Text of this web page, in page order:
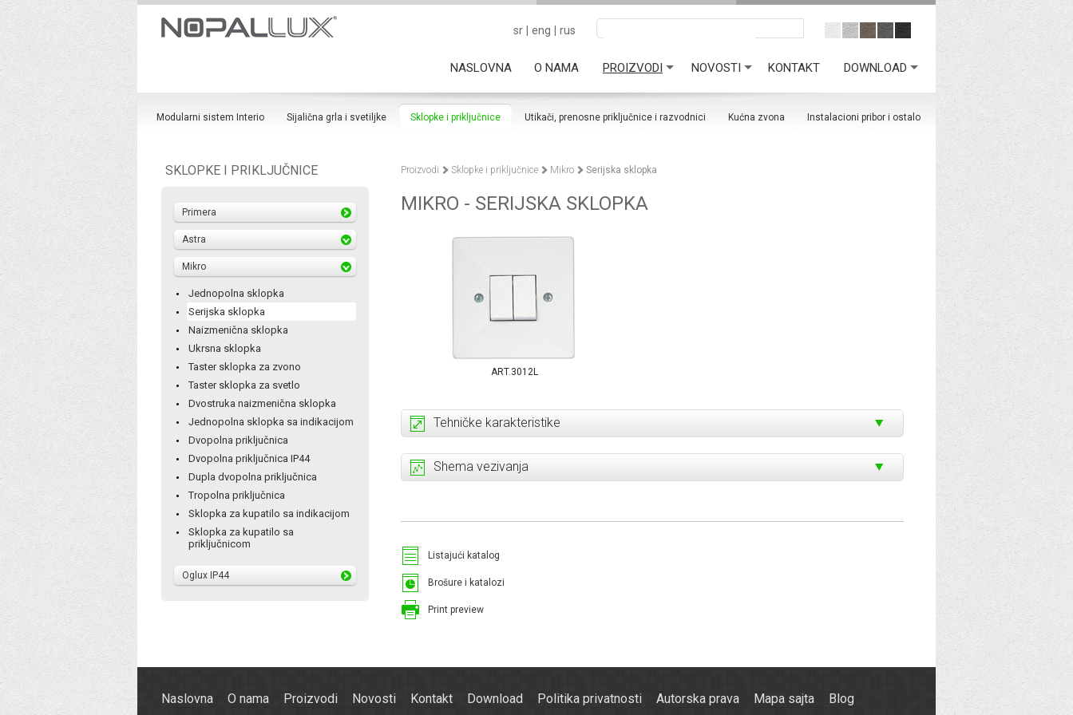
rus
eng
sr
NASLOVNA O NAMA PROIZVODI NOVOSTI KONTAKT DOWNLOAD
Modularni sistem Interio Sijalična grla i svetiljke Sklopke i priključnice Utikači, prenosne priključnice i razvodnici Kućna zvona Instalacioni pribor i ostalo
SKLOPKE I PRIKLJUČNICE
Primera
Astra
Mikro
Jednopolna sklopka
Serijska sklopka
Naizmenična sklopka
Ukrsna sklopka
Taster sklopka za zvono
Taster sklopka za svetlo
Dvostruka naizmenična sklopka
Jednopolna sklopka sa indikacijom
Dvopolna priključnica
Dvopolna priključnica IP44
Dupla dvopolna priključnica
Tropolna priključnica
Sklopka za kupatilo sa indikacijom
Sklopka za kupatilo sa
priključnicom
Oglux IP44
Proizvodi Sklopke i priključnice Mikro Serijska sklopka
MIKRO - SERIJSKA SKLOPKA
ART.3012L
Tehničke karakteristike
Shema vezivanja
Listajući katalog
Brošure i katalozi
Print preview
Naslovna O nama Proizvodi Novosti Kontakt Download Politika privatnosti Autorska prava Mapa sajta Blog